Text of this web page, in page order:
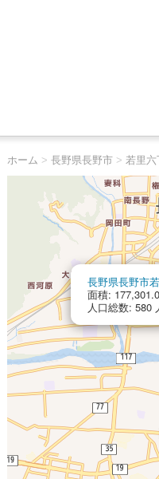
ホーム > 長野県長野市> 若里六
長野県長野市
面積:
人口総数: